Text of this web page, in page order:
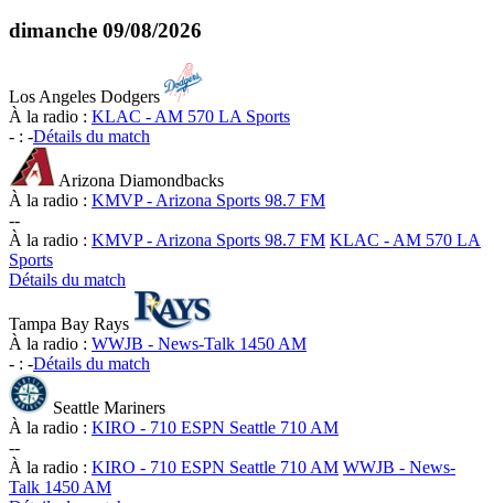
dimanche 09/08/2026
Los Angeles Dodgers
À la radio : KLAC - AM 570 LA Sports
- : -Détails du match
Arizona Diamondbacks
À la radio : KMVP - Arizona Sports 98.7 FM
--
À la radio : KMVP - Arizona Sports 98.7 FM KLAC - AM 570 LA
Sports
Détails du match
Tampa Bay Rays
À la radio : WWJB - News-Talk 1450 AM
- : -Détails du match
Seattle Mariners
À la radio : KIRO - 710 ESPN Seattle 710 AM
--
À la radio : KIRO - 710 ESPN Seattle 710 AM WWJB - News-
Talk 1450 AM